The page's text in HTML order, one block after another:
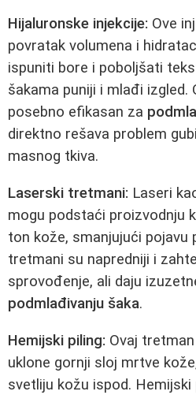
Hijaluronske injekcije: Ove
povratak volumena i
ispuniti bore i poboljšati
šakama puniji i mlađi izgled.
posebno efikasan za
direktno rešava problem
masnog tkiva.
Laserski tretmani: Laseri
mogu podstaći proizvodnju
ton kože, smanjujući pojavu
tretmani su napredniji i
sprovođenje, ali daju
podmlađivanju šaka.
Hemijski piling: Ovaj
uklone gornji sloj mrtve
svetliju kožu ispod.